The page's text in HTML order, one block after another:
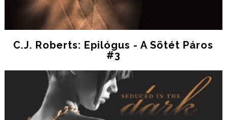
C.J. Roberts: Epilógus - A Sötét Páros
#3